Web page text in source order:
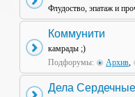
Флудоство, эпатаж и
Коммунити
камрады ;)
Подфорумы:
Архив,
Дела Сердечные